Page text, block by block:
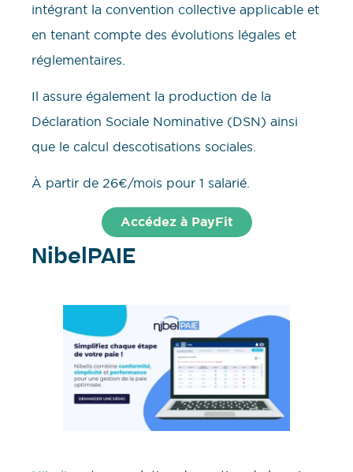
intégrant la convention collective applicable et
en tenant compte des évolutions légales et
réglementaires.
Il assure également la production de la
Déclaration Sociale Nominative (DSN) ainsi
que le calcul descotisations sociales.
À partir de 26€/mois pour 1 salarié.
Accédez à PayFit
NibelPAIE